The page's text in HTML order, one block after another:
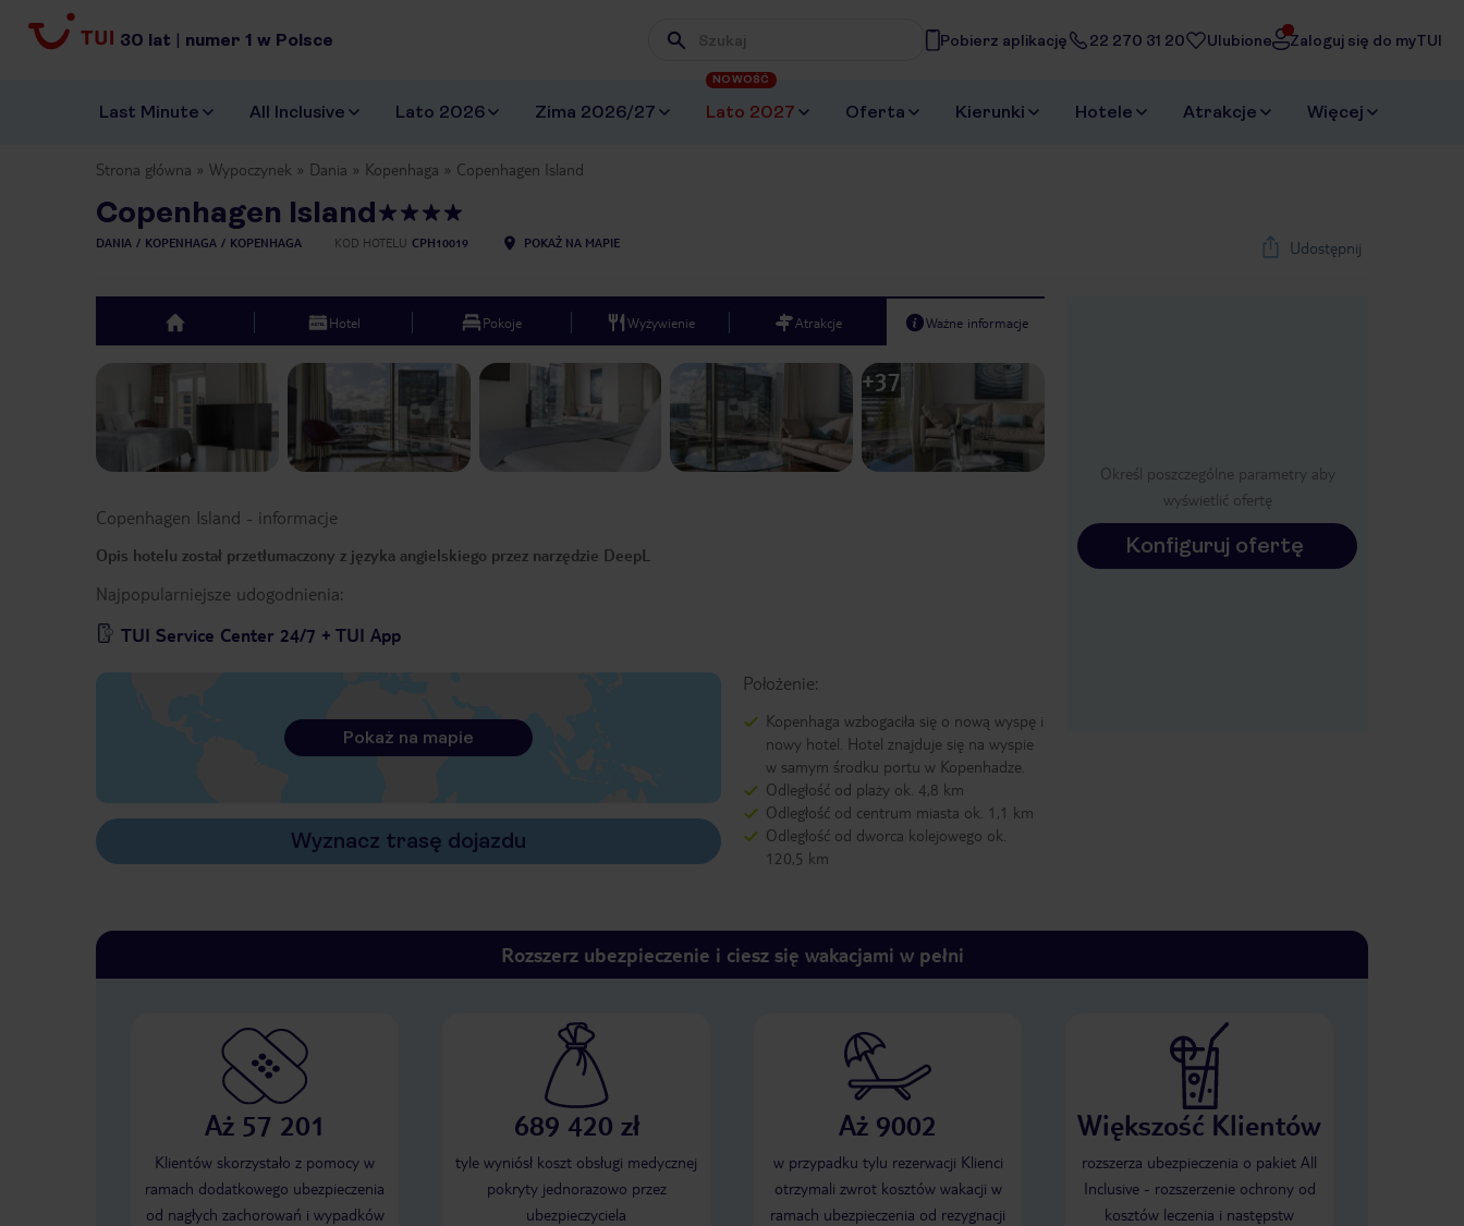
30 lat | numer 1 w Polsce Wpisz frazę, której szukasz
Pobierz aplikację 22 270 31 20 Ulubione Zaloguj się do myTUI
Last Minute All Inclusive Lato 2026 Zima 2026/27 Lato 2027
NOWOŚĆ
Oferta Kierunki Hotele Atrakcje Więcej
Strona główna Wypoczynek Dania Kopenhaga Copenhagen Island
Copenhagen Island
DANIA KOPENHAGA KOPENHAGA KOD HOTELU CPH10019 POKAŻ NA MAPIE Udostępnij
Określ poszczególne parametry aby
wyświetlić ofertę
Konfiguruj ofertę
top Hotel Pokoje Wyżywienie Atrakcje Ważne informacje
Previous slide Next slide
1 /43
+37
Copenhagen Island - informacje
Opis hotelu został przetłumaczony z języka angielskiego przez narzędzie DeepL
Najpopularniejsze udogodnienia:
TUI Service Center 24/7 + TUI App
Położenie:
Kopenhaga wzbogaciła się o nową wyspę i
nowy hotel. Hotel znajduje się na wyspie
w samym środku portu w Kopenhadze.
Odległość od plaży ok. 4,8 km
Odległość od centrum miasta ok. 1,1 km
Odległość od dworca kolejowego ok.
120,5 km
Pokaż na mapie
Wyznacz trasę dojazdu
Rozszerz ubezpieczenie i ciesz się wakacjami w pełni
Aż 57 201
Klientów skorzystało z pomocy w
ramach dodatkowego ubezpieczenia
od nagłych zachorowań i wypadków
689 420 zł
tyle wyniósł koszt obsługi medycznej
pokryty jednorazowo przez
ubezpieczyciela
Aż 9002
w przypadku tylu rezerwacji Klienci
otrzymali zwrot kosztów wakacji w
ramach ubezpieczenia od rezygnacji
Większość Klientów
rozszerza ubezpieczenia o pakiet All
Inclusive - rozszerzenie ochrony od
kosztów leczenia i następstw